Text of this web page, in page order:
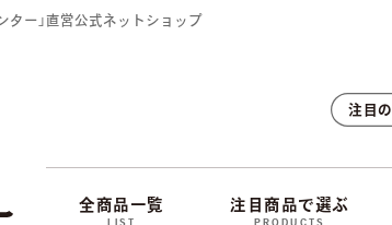
ター」直営公式ネットショップ
注目
全商品一覧
LIST
注目商品で選ぶ
PRODUCTS